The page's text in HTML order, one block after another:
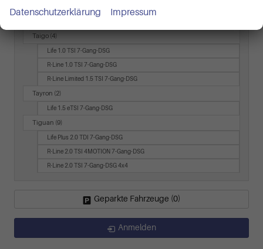
LR 2.0 TDI 8-Gang AT
Taigo (4)
Life 1.0 TSI 7-Gang-DSG
R-Line 1.0 TSI 7-Gang-DSG
R-Line Limited 1.5 TSI 7-Gang-DSG
Tayron (2)
Life 1.5 eTSI 7-Gang-DSG
Tiguan (9)
Life Plus 2.0 TDI 7-Gang-DSG
R-Line 2.0 TSI 4MOTION 7-Gang-DSG
R-Line 2.0 TSI 7-Gang-DSG 4x4
Geparkte Fahrzeuge (0)
Anmelden
Datenschutzerklärung Impressum